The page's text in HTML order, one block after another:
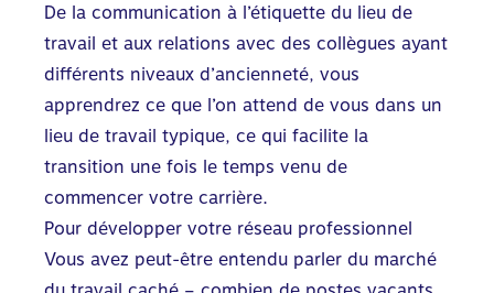
De la communication à l’étiquette du lieu de
travail et aux relations avec des collègues ayant
différents niveaux d’ancienneté, vous
apprendrez ce que l’on attend de vous dans un
lieu de travail typique, ce qui facilite la
transition une fois le temps venu de
commencer votre carrière.
Pour développer votre réseau professionnel
Vous avez peut-être entendu parler du marché